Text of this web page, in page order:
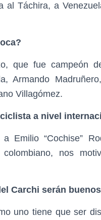
al Táchira, a
que fue campeón
Armando
Villagómez.
a nivel
Emilio “Cochise”
colombiano, nos
Carchi serán
uno tiene que ser